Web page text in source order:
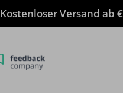
Kostenloser Versand ab